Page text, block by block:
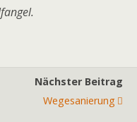
Nächster Beitrag
Wegesanierung